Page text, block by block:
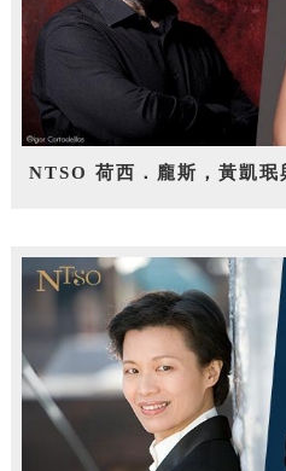
NTSO 荷西．龐斯，黃凱珉